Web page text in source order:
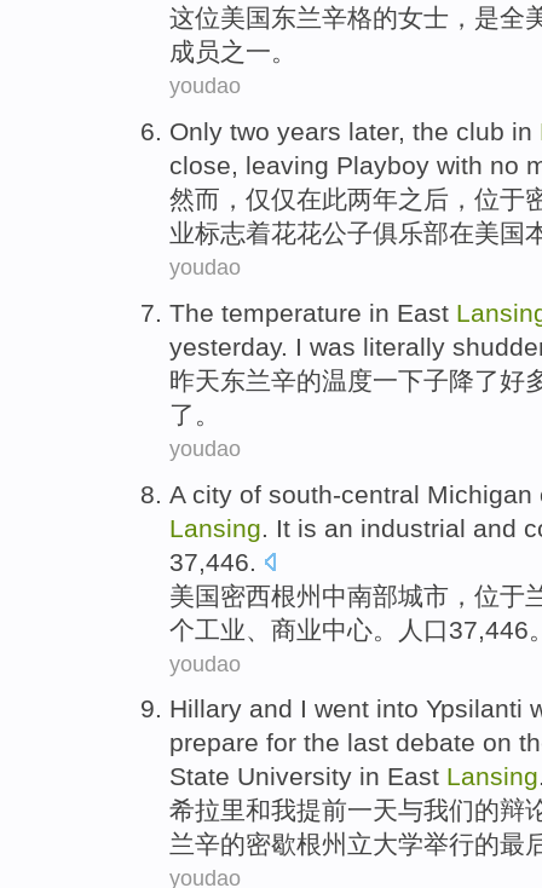
这位美国东兰辛格的女士 ， 是全
成员之一。
youdao
Only two years later, the club in
close, leaving Playboy with no
然而， 仅仅在此两年之后 ， 位于
业标志着花花公子俱乐部在美国
youdao
The temperature in East
yesterday. I was literally
昨天东兰辛的温度一下子降了好
了 。
youdao
A city of south-central Michigan
Lansing
It is an industrial and
37,446.
美国密西根州 中南部城市 ，位于
个工业 商业中心。 人口37,446
youdao
Hillary and I went into Ypsilanti
prepare for the last debate on
State University in East Lansing
希拉里和我提前一天与我们的辩
兰辛的密歇根州 立大学举行的最
youdao